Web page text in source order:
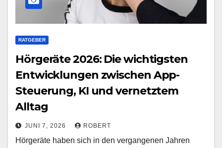
RATGEBER
Hörgeräte 2026: Die wichtigsten
Entwicklungen zwischen App-
Steuerung, KI und vernetztem
Alltag
JUNI 7, 2026 ROBERT
Hörgeräte haben sich in den vergangenen Jahren